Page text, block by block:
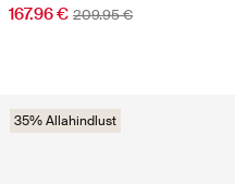
167.96 € 209.95 €
35% Allahindlust